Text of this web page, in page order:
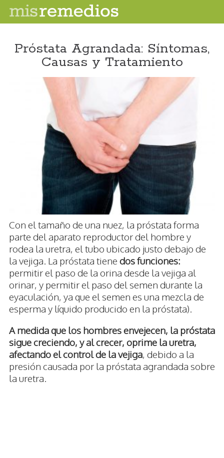
Próstata Agrandada: Síntomas,
Causas y Tratamiento
Con el tamaño de una nuez, la próstata forma
parte del aparato reproductor del hombre y
rodea la uretra, el tubo ubicado justo debajo de
la vejiga. La próstata tiene dos funciones:
permitir el paso de la orina desde la vejiga al
orinar, y permitir el paso del semen durante la
eyaculación, ya que el semen es una mezcla de
esperma y líquido producido en la próstata).
A medida que los hombres envejecen, la próstata
sigue creciendo, y al crecer, oprime la uretra,
afectando el control de la vejiga, debido a la
presión causada por la próstata agrandada sobre
la uretra.